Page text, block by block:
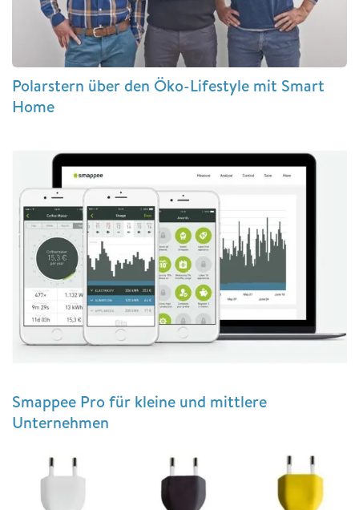
Polarstern über den Öko-Lifestyle mit Smart
Home
Smappee Pro für kleine und mittlere
Unternehmen